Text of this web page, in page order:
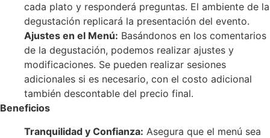
cada plato y responderá preguntas. El ambiente de la
degustación replicará la presentación del evento.
Ajustes en el Menú: Basándonos en los comentarios
de la degustación, podemos realizar ajustes y
modificaciones. Se pueden realizar sesiones
adicionales si es necesario, con el costo adicional
también descontable del precio final.
Beneficios
Tranquilidad y Confianza: Asegura que el menú sea